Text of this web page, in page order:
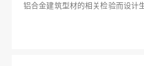
铝合金建筑型材的相关检验而设计